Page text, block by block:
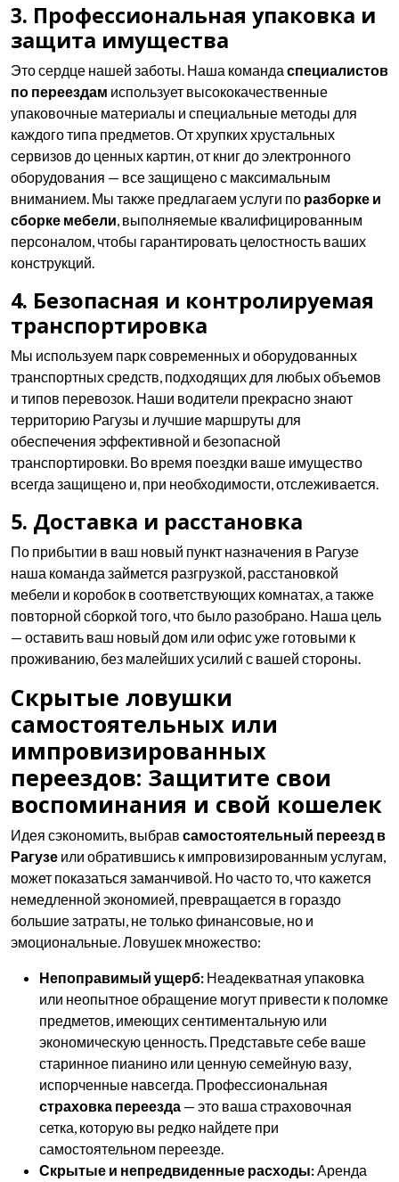
3. Профессиональная упаковка и
защита имущества
Это сердце нашей заботы. Наша команда специалистов
по переездам использует высококачественные
упаковочные материалы и специальные методы для
каждого типа предметов. От хрупких хрустальных
сервизов до ценных картин, от книг до электронного
оборудования — все защищено с максимальным
вниманием. Мы также предлагаем услуги по разборке и
сборке мебели, выполняемые квалифицированным
персоналом, чтобы гарантировать целостность ваших
конструкций.
4. Безопасная и контролируемая
транспортировка
Мы используем парк современных и оборудованных
транспортных средств, подходящих для любых объемов
и типов перевозок. Наши водители прекрасно знают
территорию Рагузы и лучшие маршруты для
обеспечения эффективной и безопасной
транспортировки. Во время поездки ваше имущество
всегда защищено и, при необходимости, отслеживается.
5. Доставка и расстановка
По прибытии в ваш новый пункт назначения в Рагузе
наша команда займется разгрузкой, расстановкой
мебели и коробок в соответствующих комнатах, а также
повторной сборкой того, что было разобрано. Наша цель
— оставить ваш новый дом или офис уже готовыми к
проживанию, без малейших усилий с вашей стороны.
Скрытые ловушки
самостоятельных или
импровизированных
переездов: Защитите свои
воспоминания и свой кошелек
Идея сэкономить, выбрав самостоятельный переезд в
Рагузе или обратившись к импровизированным услугам,
может показаться заманчивой. Но часто то, что кажется
немедленной экономией, превращается в гораздо
большие затраты, не только финансовые, но и
эмоциональные. Ловушек множество:
Непоправимый ущерб: Неадекватная упаковка
или неопытное обращение могут привести к поломке
предметов, имеющих сентиментальную или
экономическую ценность. Представьте себе ваше
старинное пианино или ценную семейную вазу,
испорченные навсегда. Профессиональная
страховка переезда — это ваша страховочная
сетка, которую вы редко найдете при
самостоятельном переезде.
Скрытые и непредвиденные расходы:Аренда